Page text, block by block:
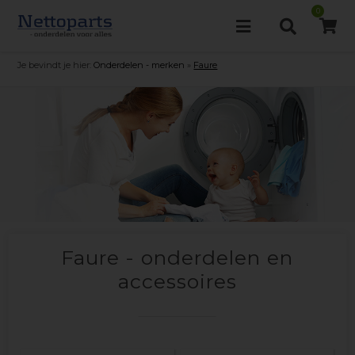
0
Je bevindt je hier: Onderdelen - merken Faure
Faure - onderdelen en
accessoires